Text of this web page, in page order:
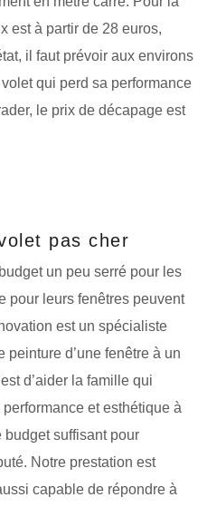
est à partir de 28 euros,
il faut prévoir aux environs
qui perd sa performance
le prix de décapage est
pas cher
un peu serré pour les
pour leurs fenêtres peuvent
est un spécialiste
d’une fenêtre à un
d’aider la famille qui
et esthétique à
budget suffisant pour
Notre prestation est
capable de répondre à